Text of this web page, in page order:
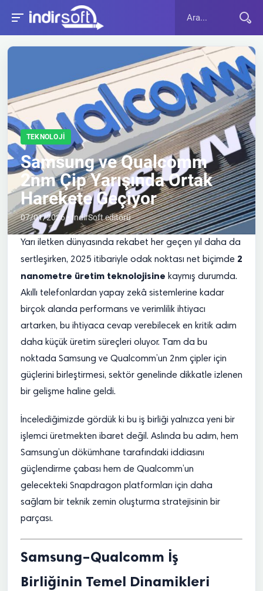
TEKNOLOJI
Samsung ve Qualcomm
2nm Çip Yarışında Ortak
Harekete Geçiyor
07/01/2026 • İndirSoft editörü
Yarı iletken dünyasında rekabet her geçen yıl daha da
sertleşirken, 2025 itibariyle odak noktası net biçimde 2
nanometre üretim teknolojisine kaymış durumda.
Akıllı telefonlardan yapay zekâ sistemlerine kadar
birçok alanda performans ve verimlilik ihtiyacı
artarken, bu ihtiyaca cevap verebilecek en kritik adım
daha küçük üretim süreçleri oluyor. Tam da bu
noktada Samsung ve Qualcomm’un 2nm çipler için
güçlerini birleştirmesi, sektör genelinde dikkatle izlenen
bir gelişme haline geldi.
İncelediğimizde gördük ki bu iş birliği yalnızca yeni bir
işlemci üretmekten ibaret değil. Aslında bu adım, hem
Samsung’un dökümhane tarafındaki iddiasını
güçlendirme çabası hem de Qualcomm’un
gelecekteki Snapdragon platformları için daha
sağlam bir teknik zemin oluşturma stratejisinin bir
parçası.
Samsung–Qualcomm İş
Birliğinin Temel Dinamikleri